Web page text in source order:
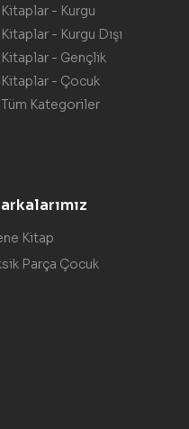
Kitaplar - Kurgu
Kitaplar - Kurgu Dışı
Kitaplar - Gençlik
Kitaplar - Çocuk
Tüm Kategoriler
Kitap
Parça Çocuk